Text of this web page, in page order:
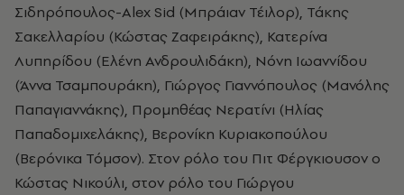
Σιδηρόπουλος-Alex Sid (Μπράιαν Τέιλορ), Τάκης
Σακελλαρίου (Κώστας Ζαφειράκης), Κατερίνα
Λυπηρίδου (Ελένη Ανδρουλιδάκη), Νόνη Ιωαννίδου
(Άννα Τσαμπουράκη), Γιώργος Γιαννόπουλος (Μανόλης
Παπαγιαννάκης), Προμηθέας Νερατίνι (Ηλίας
Παπαδομιχελάκης), Βερονίκη Κυριακοπούλου
(Βερόνικα Τόμσον). Στον ρόλο του Πιτ Φέργκιουσον ο
Κώστας Νικούλι, στον ρόλο του Γιώργου